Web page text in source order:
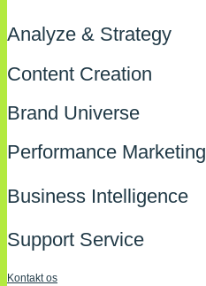
Analyze & Strategy
Content Creation
Brand Universe
Performance Marketing
Business Intelligence
Support Service
Kontakt os